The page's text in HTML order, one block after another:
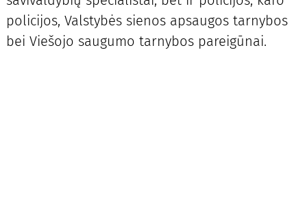
policijos, Valstybės sienos apsaugos tarnybos
bei Viešojo saugumo tarnybos pareigūnai.